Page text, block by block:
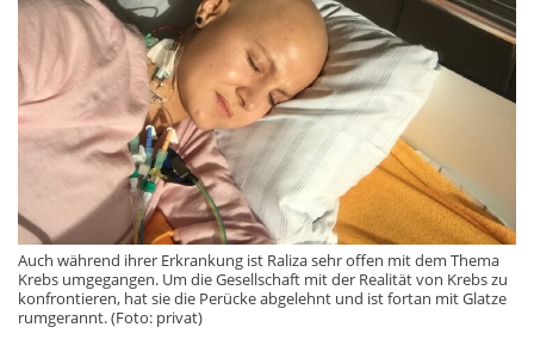
Auch während ihrer Erkrankung ist Raliza sehr offen mit dem Thema
Krebs umgegangen. Um die Gesellschaft mit der Realität von Krebs zu
konfrontieren, hat sie die Perücke abgelehnt und ist fortan mit Glatze
rumgerannt. (Foto: privat)